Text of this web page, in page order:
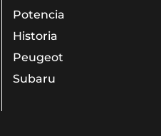
Potencia
Historia
Peugeot
Subaru